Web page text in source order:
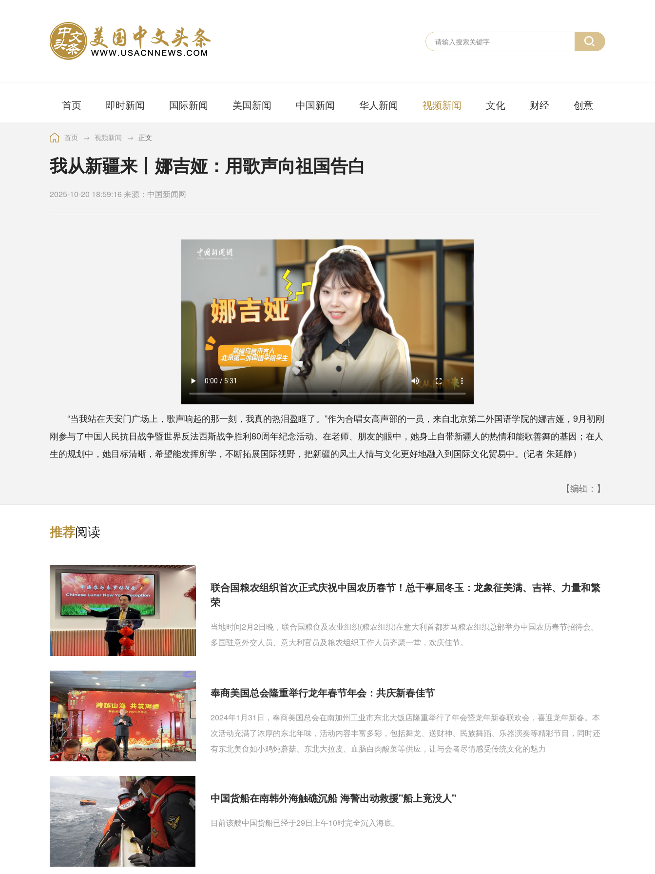
首页 即时新闻 国际新闻 美国新闻 中国新闻 华人新闻 视频新闻 文化 财经 创意
首页 → 视频新闻 → 正文
我从新疆来丨娜吉娅：用歌声向祖国告白
2025-10-20 18:59:16 来源：中国新闻网
“当我站在天安门广场上，歌声响起的那一刻，我真的热泪盈眶了。”作为合唱女高声部的一员，来自北京第二外国语学院的娜吉娅，9月初刚
刚参与了中国人民抗日战争暨世界反法西斯战争胜利80周年纪念活动。在老师、朋友的眼中，她身上自带新疆人的热情和能歌善舞的基因；在人
生的规划中，她目标清晰，希望能发挥所学，不断拓展国际视野，把新疆的风土人情与文化更好地融入到国际文化贸易中。(记者 朱延静）
【编辑：】
推荐阅读
联合国粮农组织首次正式庆祝中国农历春节！总干事屈冬玉：龙象征美满、吉祥、力量和繁
荣
当地时间2月2日晚，联合国粮食及农业组织(粮农组织)在意大利首都罗马粮农组织总部举办中国农历春节招待会。
多国驻意外交人员、意大利官员及粮农组织工作人员齐聚一堂，欢庆佳节。
奉商美国总会隆重举行龙年春节年会：共庆新春佳节
2024年1月31日，奉商美国总会在南加州工业市东北大饭店隆重举行了年会暨龙年新春联欢会，喜迎龙年新春。本
次活动充满了浓厚的东北年味，活动内容丰富多彩，包括舞龙、送财神、民族舞蹈、乐器演奏等精彩节目，同时还
有东北美食如小鸡炖蘑菇、东北大拉皮、血肠白肉酸菜等供应，让与会者尽情感受传统文化的魅力
中国货船在南韩外海触礁沉船 海警出动救援"船上竟没人"
目前该艘中国货船已经于29日上午10时完全沉入海底。